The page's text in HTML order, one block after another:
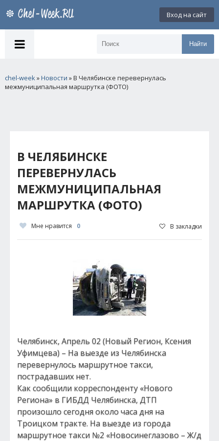
Вход на сайт
Найти
chel-week»Новости » В Челябинске перевернулась
межмуниципальная маршрутка (ФОТО)
В ЧЕЛЯБИНСКЕ
ПЕРЕВЕРНУЛАСЬ
МЕЖМУНИЦИПАЛЬНАЯ
МАРШРУТКА (ФОТО)
Мне нравится 0 В закладки
Челябинск, Апрель 02 (Новый Регион, Ксения
Уфимцева) – На выезде из Челябинска
перевернулось маршрутное такси,
пострадавших нет.
Как сообщили корреспонденту «Нового
Региона» в ГИБДД Челябинска, ДТП
произошло сегодня около часа дня на
Троицком тракте. На выезде из города
маршрутное такси №2 «Новосинеглазово – Ж/д